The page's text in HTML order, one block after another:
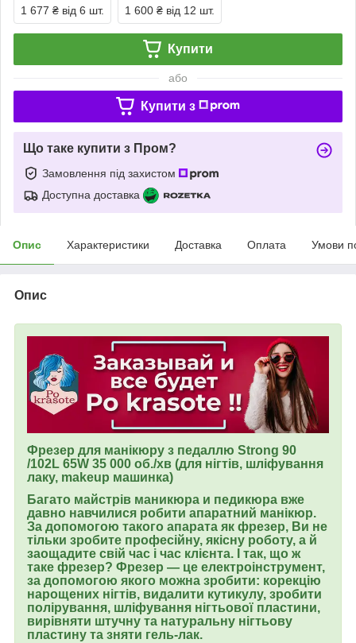
1 677 ₴ від 6 шт. 1 600 ₴ від 12 шт.
Купити
або
Купити з
Що таке купити з Пром?
Замовлення під захистом
Доступна доставка
Опис Характеристики Доставка Оплата Умови
Опис
Фрезер для манікюру з педаллю Strong 90
/102L 65W 35 000 об./хв (для нігтів, шліфування
лаку, makeup машинка)
Багато майстрів маникюра и педикюра вже
давно навчилися робити апаратний манікюр.
За допомогою такого апарата як фрезер, Ви не
тільки зробите професійну, якісну роботу, а й
заощадите свій час і час клієнта. І так, що ж
таке фрезер? Фрезер — це електроінструмент,
за допомогою якого можна зробити: корекцію
нарощених нігтів, видалити кутикулу, зробити
полірування, шліфування нігтьової пластини,
вирівняти штучну та натуральну нігтьову
пластину та зняти гель-лак.